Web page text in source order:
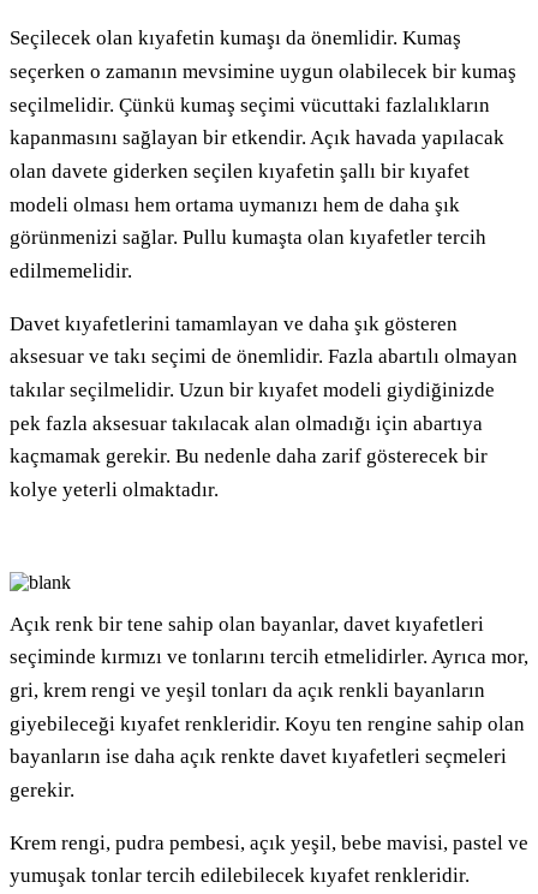
Seçilecek olan kıyafetin kumaşı da önemlidir. Kumaş
seçerken o zamanın mevsimine uygun olabilecek bir kumaş
seçilmelidir. Çünkü kumaş seçimi vücuttaki fazlalıkların
kapanmasını sağlayan bir etkendir. Açık havada yapılacak
olan davete giderken seçilen kıyafetin şallı bir kıyafet
modeli olması hem ortama uymanızı hem de daha şık
görünmenizi sağlar. Pullu kumaşta olan kıyafetler tercih
edilmemelidir.
Davet kıyafetlerini tamamlayan ve daha şık gösteren
aksesuar ve takı seçimi de önemlidir. Fazla abartılı olmayan
takılar seçilmelidir. Uzun bir kıyafet modeli giydiğinizde
pek fazla aksesuar takılacak alan olmadığı için abartıya
kaçmamak gerekir. Bu nedenle daha zarif gösterecek bir
kolye yeterli olmaktadır.
Açık renk bir tene sahip olan bayanlar, davet kıyafetleri
seçiminde kırmızı ve tonlarını tercih etmelidirler. Ayrıca mor,
gri, krem rengi ve yeşil tonları da açık renkli bayanların
giyebileceği kıyafet renkleridir. Koyu ten rengine sahip olan
bayanların ise daha açık renkte davet kıyafetleri seçmeleri
gerekir.
Krem rengi, pudra pembesi, açık yeşil, bebe mavisi, pastel ve
yumuşak tonlar tercih edilebilecek kıyafet renkleridir.